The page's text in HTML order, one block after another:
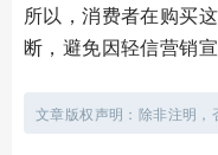
所以，消费者在购买
断，避免因轻信营销
文章版权声明：除非注明，